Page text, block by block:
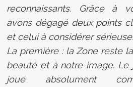
reconnaissants. Grâce à
avons dégagé deux points
et celui à considérer
La première : la Zone reste
beauté et à notre image.
joue absolument